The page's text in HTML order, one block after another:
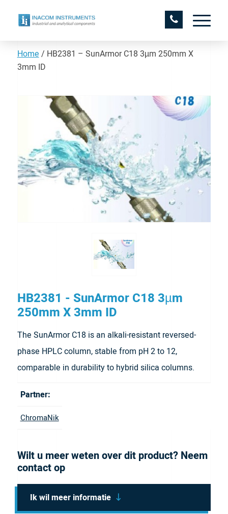
Home / HB2381 – SunArmor C18 3µm 250mm X
3mm ID
HB2381 - SunArmor C18 3µm
250mm X 3mm ID
The SunArmor C18 is an alkali-resistant reversed-
phase HPLC column, stable from pH 2 to 12,
comparable in durability to hybrid silica columns.
Partner:
ChromaNik
Wilt u meer weten over dit product? Neem
contact op
Ik wil meer informatie